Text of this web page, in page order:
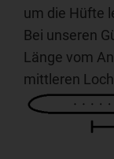
um die Hüfte
Bei unseren
Länge vom
mittleren